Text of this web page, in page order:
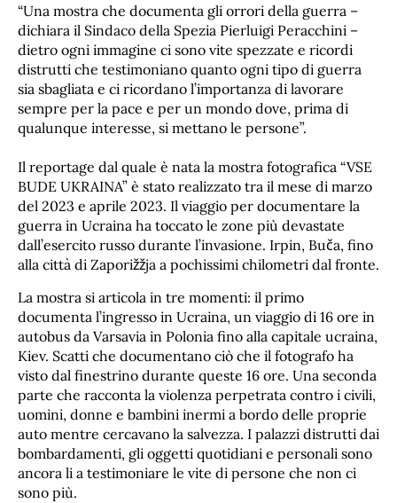
“Una mostra che documenta gli orrori della guerra –
dichiara il Sindaco della Spezia Pierluigi Peracchini –
dietro ogni immagine ci sono vite spezzate e ricordi
distrutti che testimoniano quanto ogni tipo di guerra
sia sbagliata e ci ricordano l’importanza di lavorare
sempre per la pace e per un mondo dove, prima di
qualunque interesse, si mettano le persone”.
Il reportage dal quale è nata la mostra fotografica “VSE
BUDE UKRAINA” è stato realizzato tra il mese di marzo
del 2023 e aprile 2023. Il viaggio per documentare la
guerra in Ucraina ha toccato le zone più devastate
dall’esercito russo durante l’invasione. Irpin, Buča, fino
alla città di Zaporižžja a pochissimi chilometri dal fronte.
La mostra si articola in tre momenti: il primo
documenta l’ingresso in Ucraina, un viaggio di 16 ore in
autobus da Varsavia in Polonia fino alla capitale ucraina,
Kiev. Scatti che documentano ciò che il fotografo ha
visto dal finestrino durante queste 16 ore. Una seconda
parte che racconta la violenza perpetrata contro i civili,
uomini, donne e bambini inermi a bordo delle proprie
auto mentre cercavano la salvezza. I palazzi distrutti dai
bombardamenti, gli oggetti quotidiani e personali sono
ancora li a testimoniare le vite di persone che non ci
sono più.